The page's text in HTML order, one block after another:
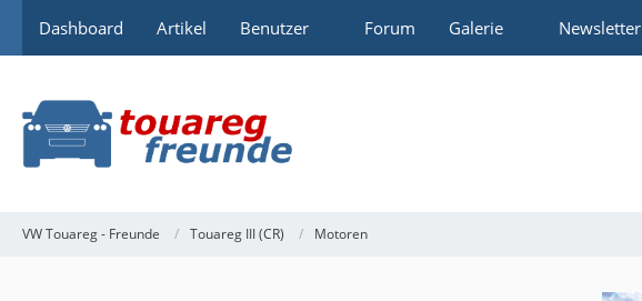
Dashboard Artikel Benutzer Forum Galerie Newsletter
VW Touareg - Freunde Touareg III (CR) Motoren